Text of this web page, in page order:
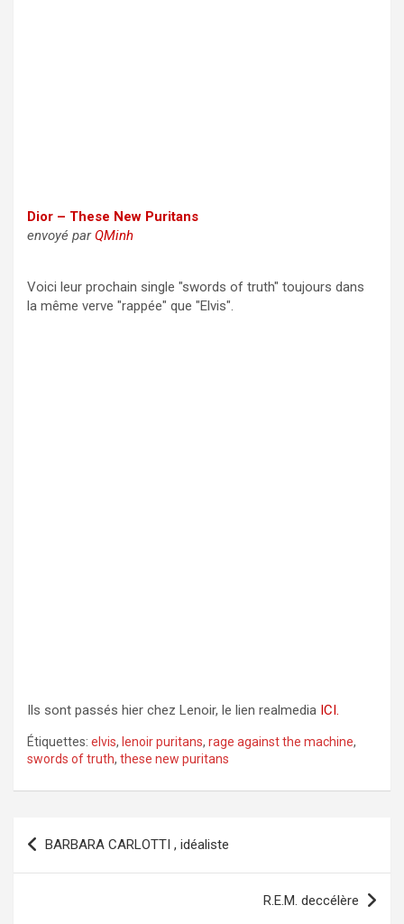
Dior – These New Puritans
envoyé parQMinh
Voici leur prochain single "swords of truth" toujours dans
la même verve "rappée" que "Elvis".
Ils sont passés hier chez Lenoir, le lien realmedia ICI.
Étiquettes: elvis, lenoir puritans, rage against the machine,
swords of truth, these new puritans
Navigation
de
BARBARA CARLOTTI , idéaliste
R.E.M. deccélère